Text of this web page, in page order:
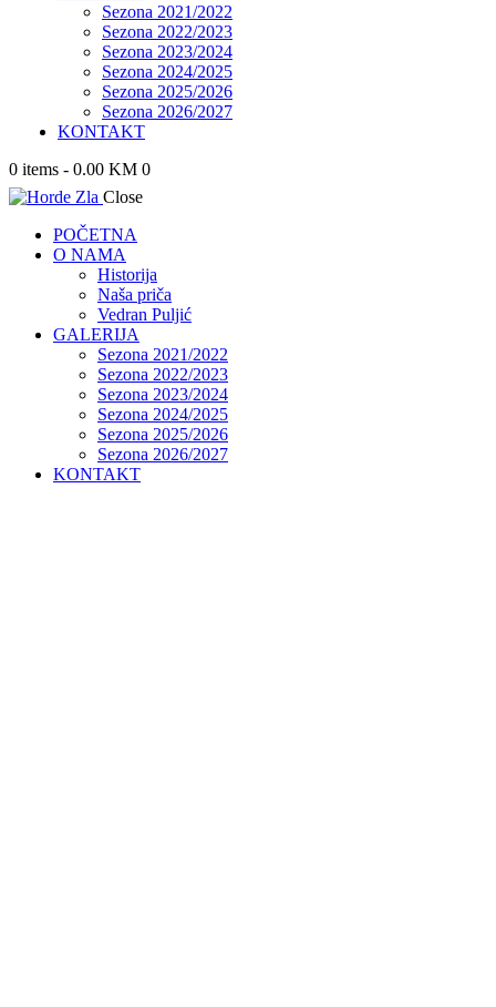
Sezona 2021/2022
Sezona 2022/2023
Sezona 2023/2024
Sezona 2024/2025
Sezona 2025/2026
Sezona 2026/2027
KONTAKT
0 items - 0.00 KM 0
Close
POČETNA
O NAMA
Historija
Naša priča
Vedran Puljić
GALERIJA
Sezona 2021/2022
Sezona 2022/2023
Sezona 2023/2024
Sezona 2024/2025
Sezona 2025/2026
Sezona 2026/2027
KONTAKT